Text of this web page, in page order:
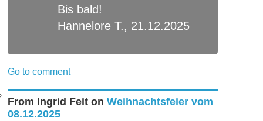
Bis bald!
Hannelore T., 21.12.2025
Go to comment
From Ingrid Feit onWeihnachtsfeier vom
08.12.2025